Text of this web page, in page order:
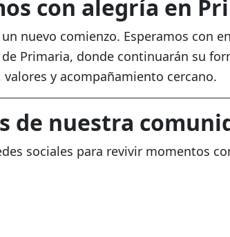
con alegría en
nuevo comienzo. Esperamos con
Primaria, donde continuarán su
y acompañamiento cercano.
de nuestra
sociales para revivir momentos